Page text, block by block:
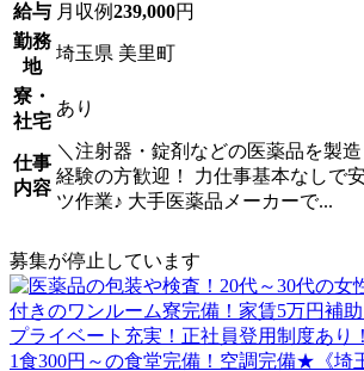
給与 月収例239,000円
勤務
地
埼玉県 美里町
寮・
社宅
あり
仕事
内容
＼注射器・錠剤などの医薬品を製
経験の方歓迎！ 力仕事基本なしで
ツ作業♪ 大手医薬品メーカーで...
募集が停止しています